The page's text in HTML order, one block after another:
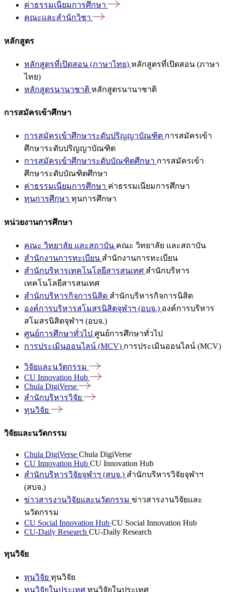
ค่าธรรมเนียมการศึกษา
คณะและสำนักวิชา
หลักสูตร
หลักสูตรที่เปิดสอน (ภาษาไทย) หลักสูตรที่เปิดสอน (ภาษา
ไทย)
หลักสูตรนานาชาติ หลักสูตรนานาชาติ
การสมัครเข้าศึกษา
การสมัครเข้าศึกษาระดับปริญญาบัณฑิต การสมัครเข้า
ศึกษาระดับปริญญาบัณฑิต
การสมัครเข้าศึกษาระดับบัณฑิตศึกษา การสมัครเข้า
ศึกษาระดับบัณฑิตศึกษา
ค่าธรรมเนียมการศึกษา ค่าธรรมเนียมการศึกษา
ทุนการศึกษา ทุนการศึกษา
หน่วยงานการศึกษา
คณะ วิทยาลัย และสถาบัน คณะ วิทยาลัย และสถาบัน
สำนักงานการทะเบียน สำนักงานการทะเบียน
สำนักบริหารเทคโนโลยีสารสนเทศ สำนักบริหาร
เทคโนโลยีสารสนเทศ
สำนักบริหารกิจการนิสิต สำนักบริหารกิจการนิสิต
องค์การบริหารสโมสรนิสิตจุฬาฯ (อบจ.) องค์การบริหาร
สโมสรนิสิตจุฬาฯ (อบจ.)
ศูนย์การศึกษาทั่วไป ศูนย์การศึกษาทั่วไป
การประเมินออนไลน์ (MCV) การประเมินออนไลน์ (MCV)
วิจัยและนวัตกรรม
CU Innovation Hub
Chula DigiVerse
สำนักบริหารวิจัย
ทุนวิจัย
วิจัยและนวัตกรรม
Chula DigiVerse Chula DigiVerse
CU Innovation Hub CU Innovation Hub
สำนักบริหารวิจัยจุฬาฯ (สบจ.) สำนักบริหารวิจัยจุฬาฯ
(สบจ.)
ข่าวสารงานวิจัยและนวัตกรรม ข่าวสารงานวิจัยและ
นวัตกรรม
CU Social Innovation Hub CU Social Innovation Hub
CU-Daily Research CU-Daily Research
ทุนวิจัย
ทุนวิจัย ทุนวิจัย
ทุนวิจัยในประเทศ ทุนวิจัยในประเทศ